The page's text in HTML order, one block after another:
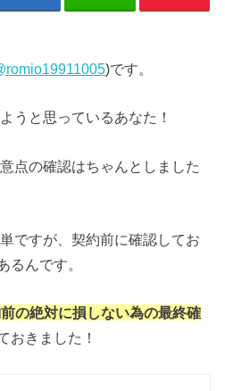
)です。
うと思っているあなた！
点の確認はちゃんとしました
ですが、契約前に確認してお
るんです。
の絶対に損しない為の最終確
おきました！